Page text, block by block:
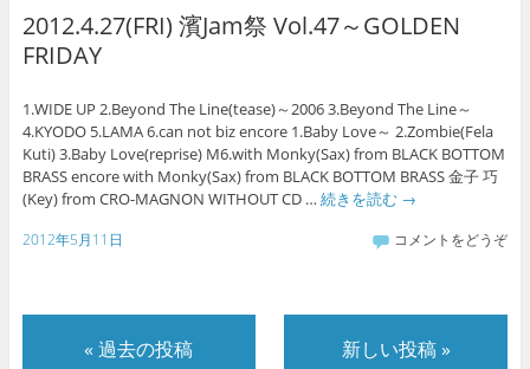
2012.4.27(FRI) 濱Jam祭 Vol.47～GOLDEN
FRIDAY
1.WIDE UP 2.Beyond The Line(tease)～2006 3.Beyond The Line～
4.KYODO 5.LAMA 6.can not biz encore 1.Baby Love～ 2.Zombie(Fela
Kuti) 3.Baby Love(reprise) M6.with Monky(Sax) from BLACK BOTTOM
BRASS encore with Monky(Sax) from BLACK BOTTOM BRASS 金子 巧
(Key) from CRO-MAGNON WITHOUT CD … 続きを読む →
2012年5月11日 コメントをどうぞ
« 過去の投稿 新しい投稿»